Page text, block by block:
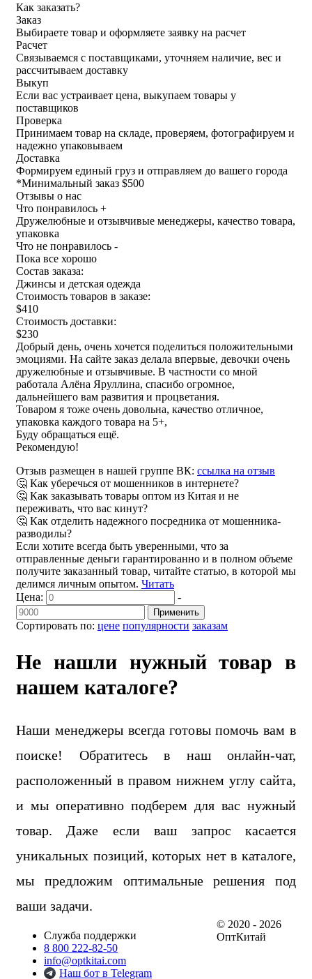
Как заказать?
Заказ
Выбираете товар и оформляете заявку на расчет
Расчет
Связываемся с поставщиками, уточняем наличие, вес и
рассчитываем доставку
Выкуп
Если вас устраивает цена, выкупаем товары у
поставщиков
Проверка
Принимаем товар на складе, проверяем, фотографируем и
надежно упаковываем
Доставка
Формируем единый груз и отправляем до вашего города
*Минимальный заказ $500
Отзывы о нас
Что понравилось +
Дружелюбные и отзывчивые менеджеры, качество товара,
упаковка
Что не понравилось -
Пока все хорошо
Состав заказа:
Джинсы и детская одежда
Стоимость товаров в заказе:
$410
Стоимость доставки:
$230
Добрый день, очень хочется поделиться положительными
эмоциями. На сайте заказ делала впервые, девочки очень
дружелюбные и отзывчивые. В частности со мной
работала Алёна Яруллина, спасибо огромное,
дальнейшего вам развития и процветания.
Товаром я тоже очень довольна, качество отличное,
упаковка каждого товара на 5+,
Буду обращаться ещё.
Рекомендую!
Отзыв размещен в нашей группе ВК: ссылка на отзыв
🤔 Как уберечься от мошенников в интернете?
🤔 Как заказывать товары оптом из Китая и не
переживать, что вас кинут?
🤔 Как отделить надежного посредника от мошенника-
разводилы?
Если хотите всегда быть уверенными, что за
отправленные деньги гарантированно и в полном объеме
получите заказанный товар, читайте статью, в которой мы
делимся личным опытом. Читать
Сортировать по: цене популярности заказам
Цена: -
Применить
Не нашли нужный товар в
нашем каталоге?
Наши менеджеры всегда готовы помочь вам в
поиске! Обратитесь в наш онлайн-чат,
расположенный в правом нижнем углу сайта,
и мы оперативно подберем для вас нужный
товар. Даже если ваш запрос касается
уникальных позиций, которых нет в каталоге,
мы предложим оптимальные решения под
ваши задачи.
Служба поддержки
8 800 222-82-50
info@optkitai.com
Наш бот в Telegram
© 2020 - 2026
ОптКитай